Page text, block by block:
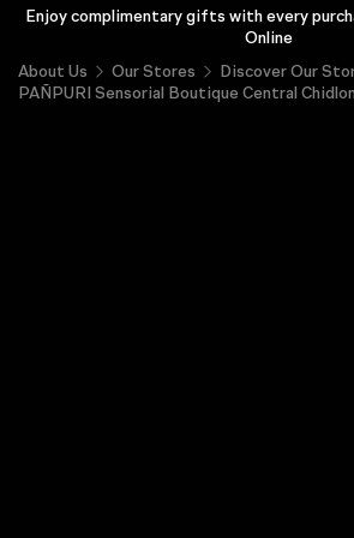
Enjoy complimentary gifts with every
Online
About Us
Our Stores
Discover Our
PAÑPURI Sensorial Boutique Central